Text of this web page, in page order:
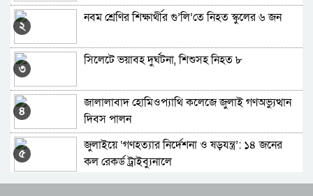
বাংলাদেশ সেনাবাহিনীতে চাকরির সুযোগ: শুরু হয়েছে
এসএসসি পাশে বিমান বাংলাদেশে চাকরির সুযোগ
২
নবম শ্রেণির শিক্ষার্থীর গু’লি’তে নিহত স্কুলের ৬ জন
৩
সিলেটে ভয়াবহ দুর্ঘটনা, শিশুসহ নিহত ৮
৪
জালালাবাদ হোমিওপ্যাথি কলেজে জুলাই গণঅভ্যুত্থান
দিবস পালন
৫
জুলাইয়ে ‘গণহত্যার নির্দেশনা ও ষড়যন্ত্র’: ১৪ জনের
কল রেকর্ড ট্রাইব্যুনালে
গোলাপগঞ্জে ৭ শহীদ স্মরণে ইত্তেহাদুল হুফফায’র দোয়া